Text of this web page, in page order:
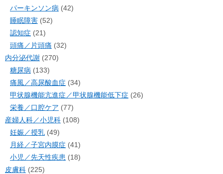
パーキンソン病 (42)
睡眠障害 (52)
認知症 (21)
頭痛／片頭痛 (32)
内分泌代謝 (270)
糖尿病 (133)
痛風／高尿酸血症 (34)
甲状腺機能亢進症／甲状腺機能低下症 (26)
栄養／口腔ケア (77)
産婦人科／小児科 (108)
妊娠／授乳 (49)
月経／子宮内膜症 (41)
小児／先天性疾患 (18)
皮膚科 (225)